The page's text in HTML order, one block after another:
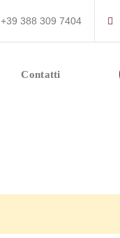
+39 388 309 7404
Contatti